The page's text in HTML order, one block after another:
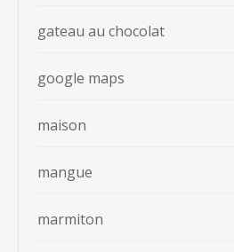
gateau au chocolat
google maps
maison
mangue
marmiton